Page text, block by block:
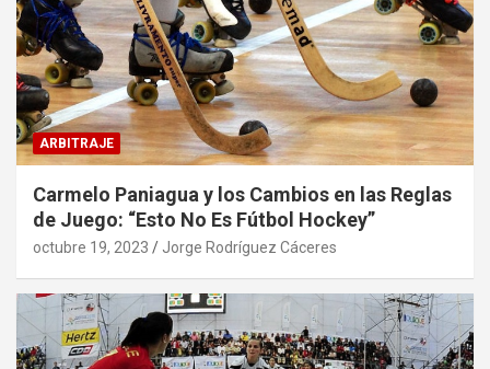
ARBITRAJE
Carmelo Paniagua y los Cambios en las Reglas
de Juego: “Esto No Es Fútbol Hockey”
octubre 19, 2023 Jorge Rodríguez Cáceres